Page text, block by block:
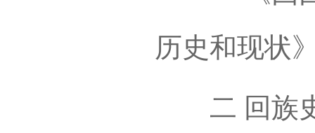
历史和现状
二 回族史